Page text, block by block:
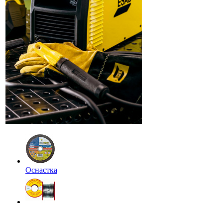
Оснастка